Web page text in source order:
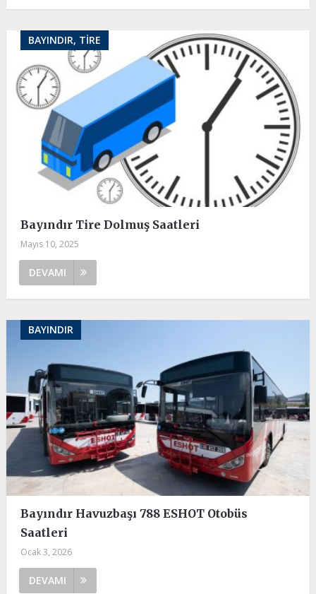
BAYINDIR, TIRE
Bayındır Tire Dolmuş Saatleri
Mayıs 10, 2025
DEVAMI
BAYINDIR
Bayındır Havuzbaşı 788 ESHOT Otobüs
Saatleri
Ocak 3, 2026
DEVAMI